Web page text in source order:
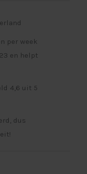
per week
en helpt
4,6 uit 5
dus